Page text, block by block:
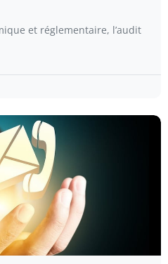
et réglementaire, l’audit